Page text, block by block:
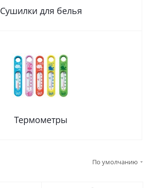
Сушилки для белья
Термометры
По умолчанию